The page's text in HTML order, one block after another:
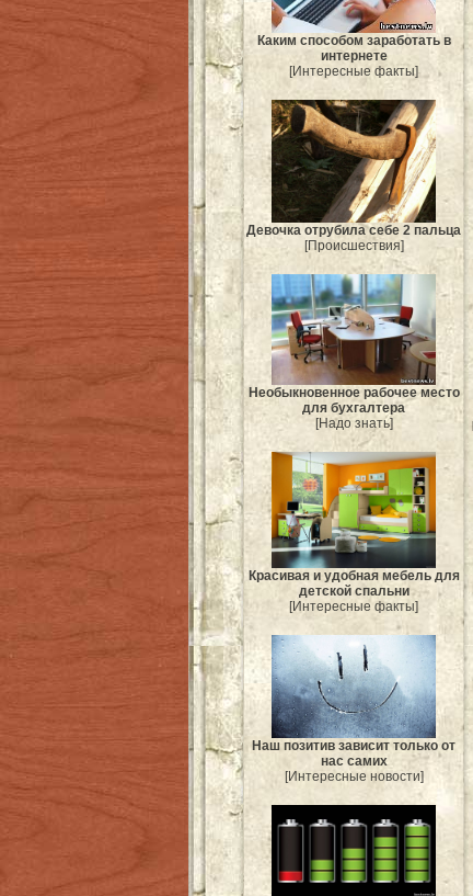
Каким способом заработать в
интернете
[Интересные факты]
Девочка отрубила себе 2 пальца
[Происшествия]
Необыкновенное рабочее место
для бухгалтера
[Надо знать]
Красивая и удобная мебель для
детской спальни
[Интересные факты]
Наш позитив зависит только от
нас самих
[Интересные новости]